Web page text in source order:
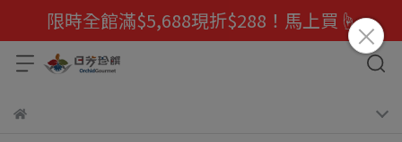
限時全館滿$5,688現折$288！馬上買☝️